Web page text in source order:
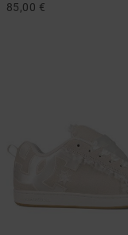
85,00 €